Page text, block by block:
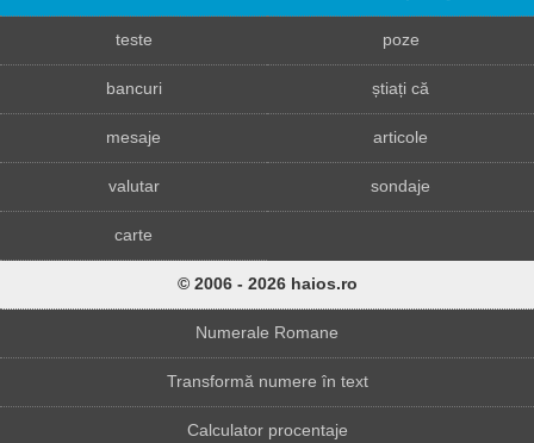
teste poze
bancuri știați că
mesaje articole
valutar sondaje
carte
© 2006 - 2026 haios.ro
Numerale Romane
Transformă numere în text
Calculator procentaje